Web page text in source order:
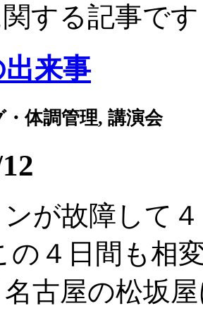
する記事です
出来事
・体調管理, 講演会
が故障して
の４日間も
名古屋の松坂